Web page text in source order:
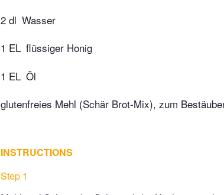
2 dl Wasser
1 EL flüssiger Honig
1 EL Öl
glutenfreies Mehl (Schär Brot-Mix), zum
INSTRUCTIONS
Step 1